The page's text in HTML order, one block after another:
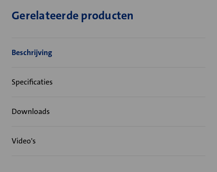
Gerelateerde producten
Beschrijving
Specificaties
Downloads
Video's